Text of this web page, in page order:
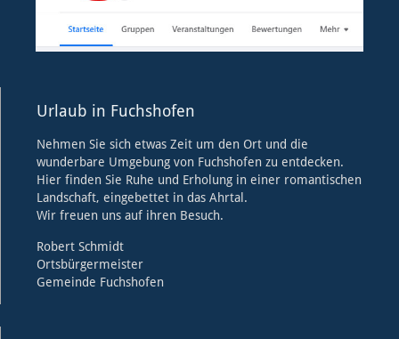
Urlaub in Fuchshofen
Nehmen Sie sich etwas Zeit um den Ort und die
wunderbare Umgebung von Fuchshofen zu entdecken.
Hier finden Sie Ruhe und Erholung in einer romantischen
Landschaft, eingebettet in das Ahrtal.
Wir freuen uns auf ihren Besuch.
Robert Schmidt
Ortsbürgermeister
Gemeinde Fuchshofen